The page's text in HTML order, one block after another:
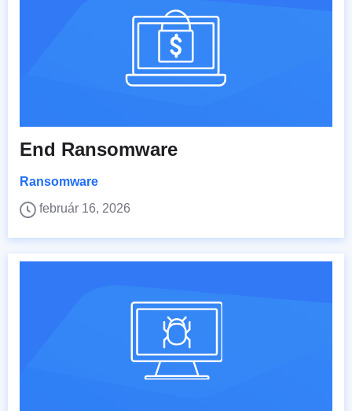
End Ransomware
Ransomware
február 16, 2026